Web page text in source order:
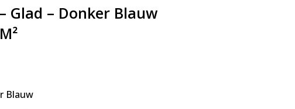
Glad – Donker Blauw
Blauw